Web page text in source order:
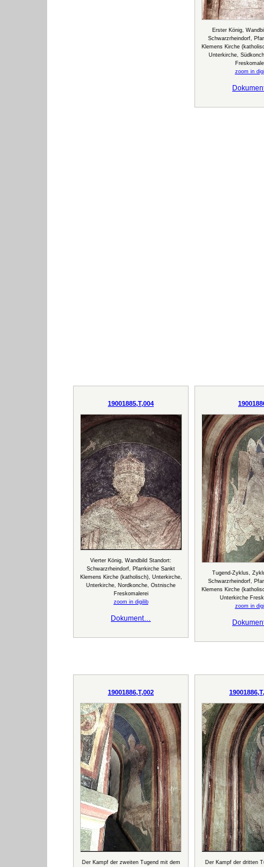
Erster König,
Schwarzrheindorf,
Klemens Kirche
Unterkirche,
zoom in
19001885,T,004
Vierter König, Wandbild Standort:
Schwarzrheindorf, Pfarrkirche Sankt
Klemens Kirche (katholisch), Unterkirche,
Unterkirche, Nordkonche, Ostnische
Freskomalerei
zoom in digilib
Dokument…
Tugend-Zyklus,
Schwarzrheindorf,
Klemens Kirche
Unterkirche
zoom in
19001886,T,002
Der Kampf der zweiten Tugend mit dem
Der Kampf der dritten